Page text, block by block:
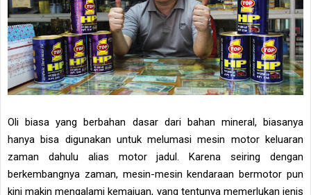
Oli biasa yang berbahan dasar dari bahan mineral, biasanya
hanya bisa digunakan untuk melumasi mesin motor keluaran
zaman dahulu alias motor jadul. Karena seiring dengan
berkembangnya zaman, mesin-mesin kendaraan bermotor pun
kini makin mengalami kemajuan, yang tentunya memerlukan jenis